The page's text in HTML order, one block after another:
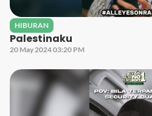
HIBURAN
Palestinaku
20 May 2024 03:20 PM